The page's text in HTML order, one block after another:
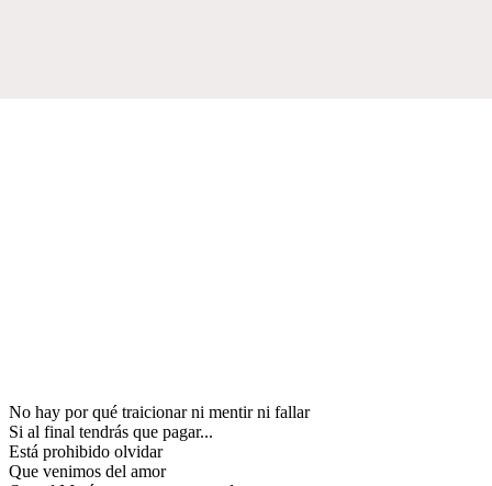
No hay por qué traicionar ni mentir ni fallar
Si al final tendrás que pagar...
Está prohibido olvidar
Que venimos del amor